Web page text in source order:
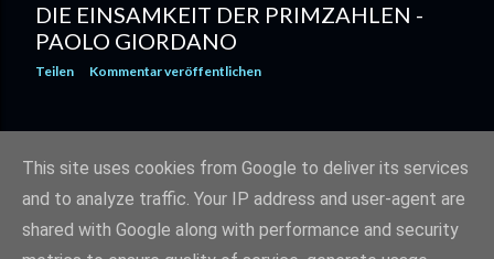
DIE EINSAMKEIT DER PRIMZAHLEN -
PAOLO GIORDANO
Teilen Kommentar veröffentlichen
ÄLTERE POSTS
This site uses cookies from Google to deliver its services
and to analyze traffic. Your IP address and user-agent are
shared with Google along with performance and security